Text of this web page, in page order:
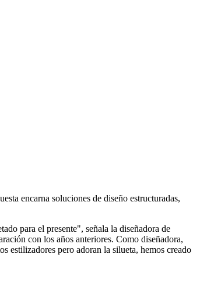
encarna soluciones de diseño estructuradas,
para el presente", señala la diseñadora de
con los años anteriores. Como diseñadora,
estilizadores pero adoran la silueta, hemos creado